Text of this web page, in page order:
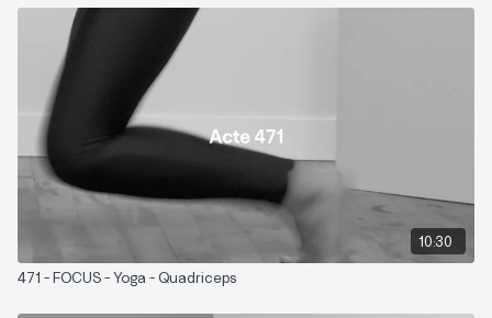
10:30
471 - FOCUS - Yoga - Quadriceps